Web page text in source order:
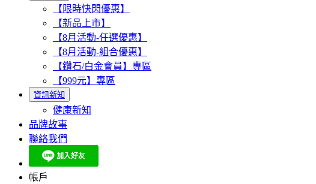
【限時快閃優惠】
【新品上市】
【8月活動-任選優惠】
【8月活動-組合優惠】
【鑽石/白金會員】專區
【999元】專區
資訊新知
健康新知
品牌故事
聯絡我們
帳戶